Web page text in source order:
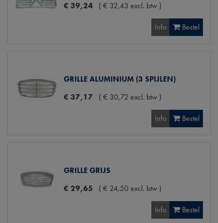
€ 39,24 ( € 32,43 excl. btw )
Info Bestel
GRILLE ALUMINIUM (3 SPIJLEN)
€ 37,17 ( € 30,72 excl. btw )
Info Bestel
GRILLE GRIJS
€ 29,65 ( € 24,50excl. btw )
Info Bestel